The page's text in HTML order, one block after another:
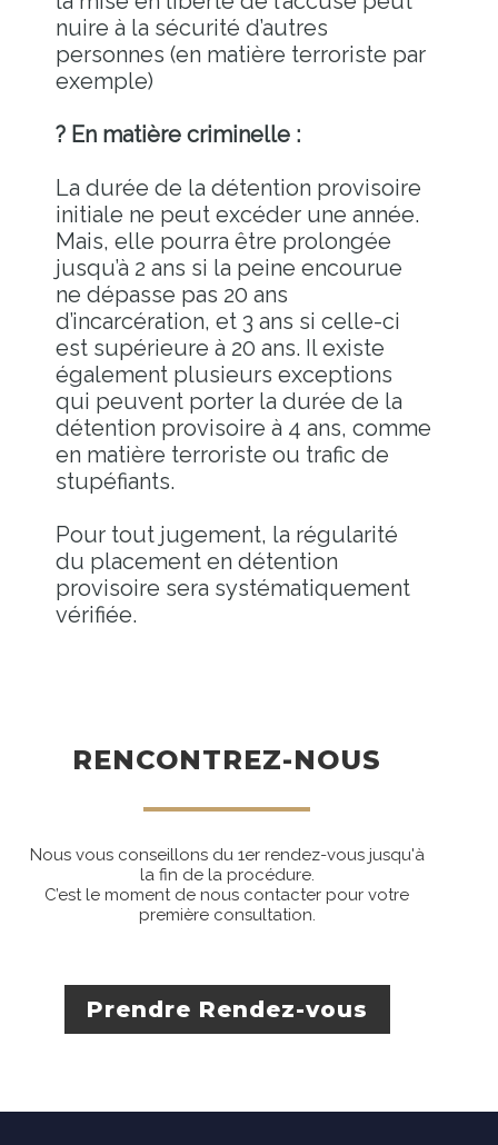
nuire à la sécurité d’autres
personnes (en matière terroriste par
exemple)
? En matière criminelle :
La durée de la détention provisoire
initiale ne peut excéder une année.
Mais, elle pourra être prolongée
jusqu’à 2 ans si la peine encourue
ne dépasse pas 20 ans
d’incarcération, et 3 ans si celle-ci
est supérieure à 20 ans. Il existe
également plusieurs exceptions
qui peuvent porter la durée de la
détention provisoire à 4 ans, comme
en matière terroriste ou trafic de
stupéfiants.
Pour tout jugement, la régularité
du placement en détention
provisoire sera systématiquement
vérifiée.
RENCONTREZ-NOUS
Nous vous conseillons du 1er rendez-vous jusqu'à
la fin de la procédure.
C’est le moment de nous contacter pour votre
première consultation.
Prendre Rendez-vous